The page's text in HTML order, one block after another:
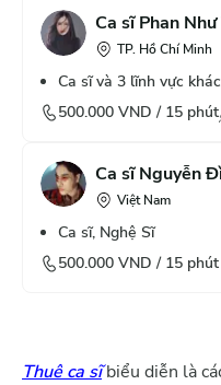
Ca sĩ Phan
TP. Hồ Chí Minh
Ca sĩ và 3 lĩnh vực khác
500.000 VND / 15 phút
Ca sĩ Nguyễn
Việt Nam
Ca sĩ, Nghệ Sĩ
500.000 VND / 15 phút
Thuê ca sĩbiểu diễn là